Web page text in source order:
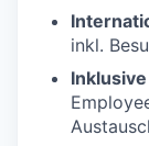
inkl.